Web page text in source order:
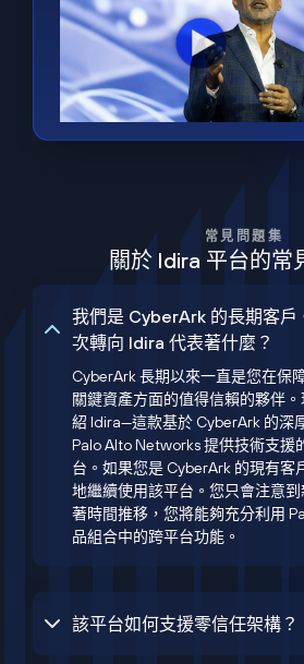
常見問題集
關於 Idira 平台的常
我們是 CyberArk 的長期客戶
次轉向 Idira 代表著什麼？
CyberArk 長期以來一直是您在保
關鍵資產方面的值得信賴的夥伴
紹 Idira—這款基於 CyberArk 的深
Palo Alto Networks 提供技術支援
台。如果您是 CyberArk 的現有客
地繼續使用該平台。您只會注意
著時間推移，您將能夠充分利用
品組合中的跨平台功能。
該平台如何支援零信任架構？